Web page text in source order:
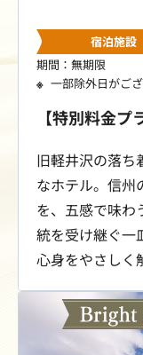
宿泊施設
期間：無期限
一部除外日がござ
【特別料金
旧軽井沢の落ち
なホテル。信州
を、五感で味わ
統を受け継ぐ一
心身をやさしく
で、特別な時
員さま限定の